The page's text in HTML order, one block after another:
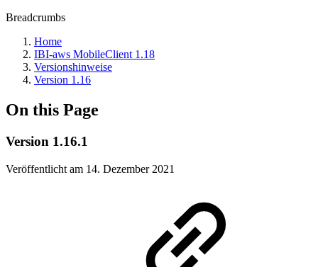
Breadcrumbs
Home
IBI-aws MobileClient 1.18
Versionshinweise
Version 1.16
On this Page
Version 1.16.1
Veröffentlicht am 14. Dezember 2021